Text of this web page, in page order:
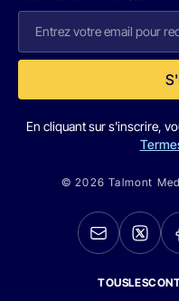
En cliquant sur s'inscrire,
© 2026 Talmont